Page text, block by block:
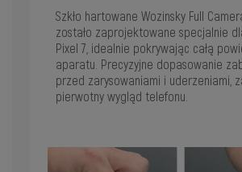
Szkło hartowane Wozinsky Full
zostało zaprojektowane specjalnie
Pixel 7, idealnie pokrywając całą
aparatu. Precyzyjne dopasowanie
przed zarysowaniami i uderzeniami,
pierwotny wygląd telefonu.